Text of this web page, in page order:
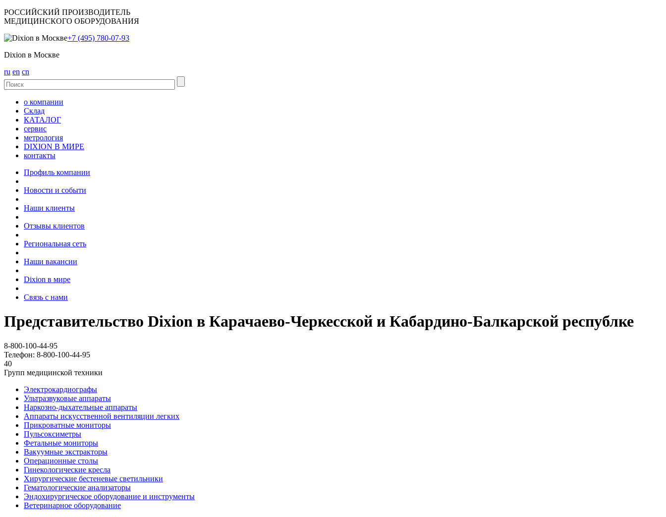
РОССИЙСКИЙ ПРОИЗВОДИТЕЛЬ
МЕДИЦИНСКОГО ОБОРУДОВАНИЯ
+7 (495) 780-07-93
Dixion в Москве
ru en cn
о компании
Склад
КАТАЛОГ
сервис
метрология
DIXION В МИРЕ
контакты
Профиль компании
Новости и событи
Наши клиенты
Отзывы клиентов
Региональная сеть
Наши вакансии
Dixion в мире
Связь с нами
Представительство Dixion в Карачаево-Черкесской и Кабардино-Балкарской республке
8-800-100-44-95
Телефон: 8-800-100-44-95
40
Групп медицинской техники
Электрокардиографы
Ультразвуковые аппараты
Наркозно-дыхательные аппараты
Аппараты искусственной вентиляции легких
Прикроватные мониторы
Пульсоксиметры
Фетальные мониторы
Вакуумные экстракторы
Операционные столы
Гинекологические кресла
Хирургические бестеневые светильники
Гематологические анализаторы
Эндохирургическое оборудование и инструменты
Ветеринарное оборудование